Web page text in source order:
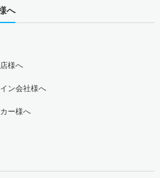
石川県の占い師募集・求人
人
兵庫県の占い師募集・求人
和歌山県の占い師募集・求人
人
へ
様へ
ン会社様へ
ー様へ